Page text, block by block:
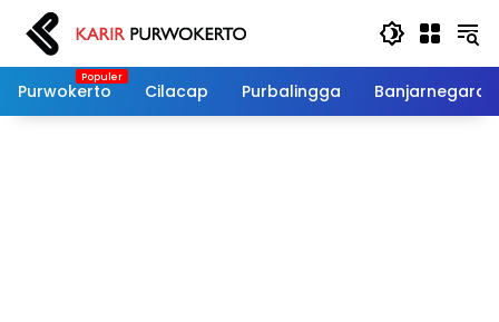
Langsung
konten
Purwokerto
Cilacap Purbalingga Banjarnegara